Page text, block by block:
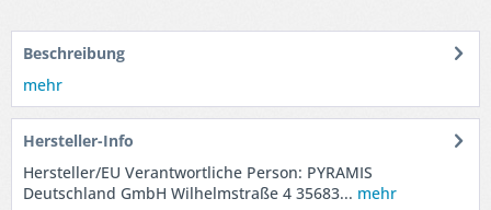
Beschreibung
mehr
Hersteller-Info
Hersteller/EU Verantwortliche Person: PYRAMIS
Deutschland GmbH Wilhelmstraße 4 35683... mehr